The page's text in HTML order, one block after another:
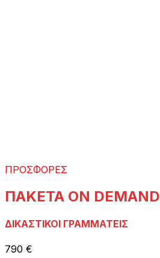
ΠΡΟΣΦΟΡΕΣ
ΠΑΚΕΤΑ ON DEMAND
ΔΙΚΑΣΤΙΚΟΙ ΓΡΑΜΜΑΤΕΙΣ
790 €